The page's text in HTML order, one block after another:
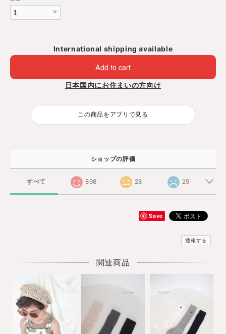
International shipping available
Add to cart
日本国内にお住まいの方向け
この商品をアプリで見る
ショップの評価
すべて 898 28 25
Save
通報する
関連商品